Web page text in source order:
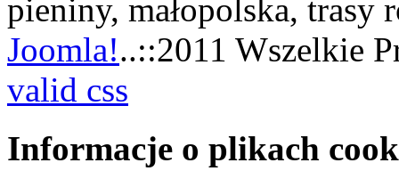
pieniny, małopolska, trasy
Joomla!..::2011 Wszelkie
valid css
Informacje o plikach